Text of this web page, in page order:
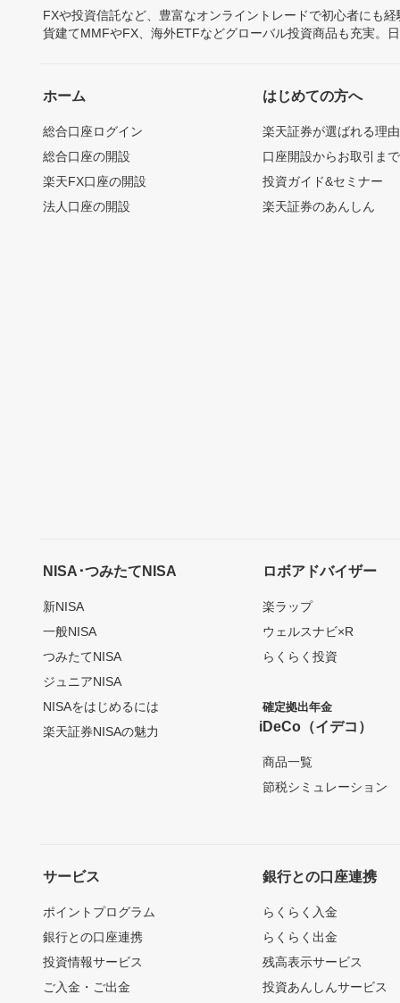
FXや投資信託など、豊富なオンライントレードで初心者にも
貨建てMMFやFX、海外ETFなどグローバル投資商品も充実。
ホーム
総合口座ログイン
総合口座の開設
楽天FX口座の開設
法人口座の開設
はじめての方へ
楽天証券が選ばれる理由
口座開設からお取引ま
投資ガイド&セミナー
楽天証券のあんしん
NISA･つみたてNISA
新NISA
一般NISA
つみたてNISA
ジュニアNISA
NISAをはじめるには
楽天証券NISAの魅力
ロボアドバイザー
楽ラップ
ウェルスナビ×R
らくらく投資
確定拠出年金
iDeCo（イデコ）
商品一覧
節税シミュレーション
サービス
ポイントプログラム
銀行との口座連携
投資情報サービス
ご入金・ご出金
銀行との口座連携
らくらく入金
らくらく出金
残高表示サービス
投資あんしんサービス